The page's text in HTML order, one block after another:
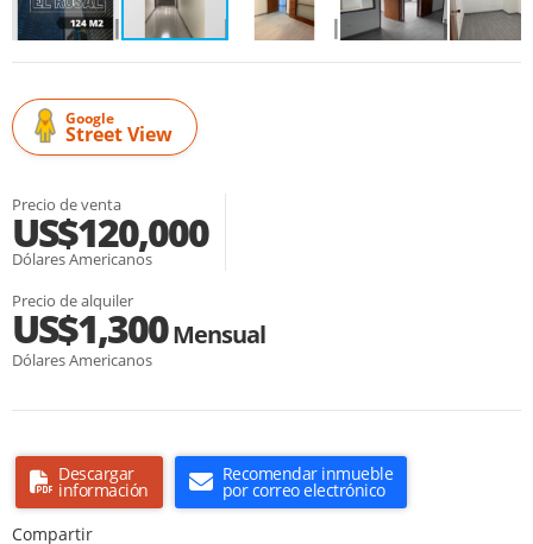
Google
Street View
Precio de venta
US$120,000
Dólares Americanos
Precio de alquiler
US$1,300Mensual
Dólares Americanos
Descargar
información
Recomendar inmueble
por correo electrónico
Compartir